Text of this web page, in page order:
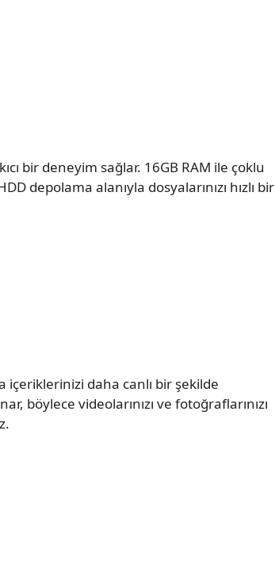
bir deneyim sağlar. 16GB RAM ile çoklu
depolama alanıyla dosyalarınızı hızlı bir
içeriklerinizi daha canlı bir şekilde
böylece videolarınızı ve fotoğraflarınızı